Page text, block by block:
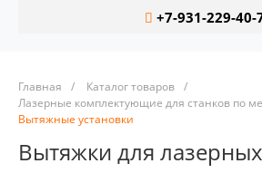
+7-931-229-40-
Главная / Каталог товаров /
Лазерные комплектующие для станков по
Вытяжные установки
Вытяжки для